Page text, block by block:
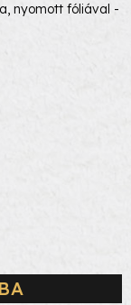
nyomott fóliával -